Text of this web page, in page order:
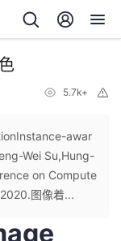
5.7k+
awar
Wei Su,Hung-
on Compute
图像着...